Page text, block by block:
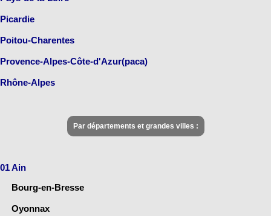
Picardie
Poitou-Charentes
Provence-Alpes-Côte-d'Azur(paca)
Rhône-Alpes
Par départements et grandes villes :
01 Ain
Bourg-en-Bresse
Oyonnax